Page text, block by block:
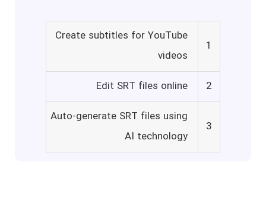
1
Create subtitles for YouTube
videos
2
Edit SRT files online
3
Auto-generate SRT files using
AI technology